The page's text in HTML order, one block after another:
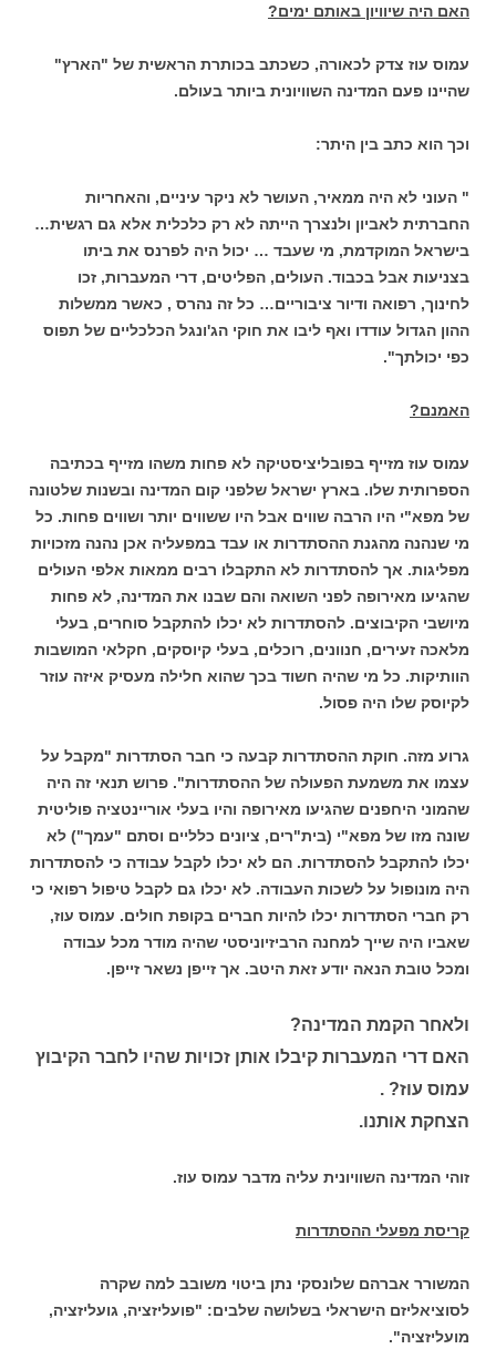
האם היה שיוויון באותם ימים?
עמוס עוז צדק לכאורה, כשכתב בכותרת הראשית של "הארץ"
שהיינו פעם המדינה השוויונית ביותר בעולם.
וכך הוא כתב בין היתר:
" העוני לא היה ממאיר, העושר לא ניקר עיניים, והאחריות
החברתית לאביון ולנצרך הייתה לא רק כלכלית אלא גם רגשית…
בישראל המוקדמת, מי שעבד … יכול היה לפרנס את ביתו
בצניעות אבל בכבוד. העולים, הפליטים, דרי המעברות, זכו
לחינוך, רפואה ודיור ציבוריים… כל זה נהרס , כאשר ממשלות
ההון הגדול עודדו ואף ליבו את חוקי הג'ונגל הכלכליים של תפוס
כפי יכולתך".
האמנם?
עמוס עוז מזייף בפובליציסטיקה לא פחות משהו מזייף בכתיבה
הספרותית שלו. בארץ ישראל שלפני קום המדינה ובשנות שלטונה
של מפא"י היו הרבה שווים אבל היו ששווים יותר ושווים פחות. כל
מי שנהנה מהגנת ההסתדרות או עבד במפעליה אכן נהנה מזכויות
מפליגות. אך להסתדרות לא התקבלו רבים ממאות אלפי העולים
שהגיעו מאירופה לפני השואה והם שבנו את המדינה, לא פחות
מיושבי הקיבוצים. להסתדרות לא יכלו להתקבל סוחרים, בעלי
מלאכה זעירים, חנוונים, רוכלים, בעלי קיוסקים, חקלאי המושבות
הוותיקות. כל מי שהיה חשוד בכך שהוא חלילה מעסיק איזה עוזר
לקיוסק שלו היה פסול.
גרוע מזה. חוקת ההסתדרות קבעה כי חבר הסתדרות "מקבל על
עצמו את משמעת הפעולה של ההסתדרות". פרוש תנאי זה היה
שהמוני היחפנים שהגיעו מאירופה והיו בעלי אוריינטציה פוליטית
שונה מזו של מפא"י (בית"רים, ציונים כלליים וסתם "עמך") לא
יכלו להתקבל להסתדרות. הם לא יכלו לקבל עבודה כי להסתדרות
היה מונופול על לשכות העבודה. לא יכלו גם לקבל טיפול רפואי כי
רק חברי הסתדרות יכלו להיות חברים בקופת חולים. עמוס עוז,
שאביו היה שייך למחנה הרביזיוניסטי שהיה מודר מכל עבודה
ומכל טובת הנאה יודע זאת היטב. אך זייפן נשאר זייפן.
ולאחר הקמת המדינה?
האם דרי המעברות קיבלו אותן זכויות שהיו לחבר הקיבוץ
עמוס עוז? .
הצחקת אותנו.
זוהי המדינה השוויונית עליה מדבר עמוס עוז.
קריסת מפעלי ההסתדרות
המשורר אברהם שלונסקי נתן ביטוי משובב למה שקרה
לסוציאליזם הישראלי בשלושה שלבים: "פועליזציה, גועליזציה,
מועליזציה".